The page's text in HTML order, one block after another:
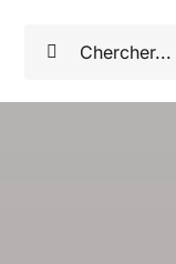
Rechercher:
Accueil